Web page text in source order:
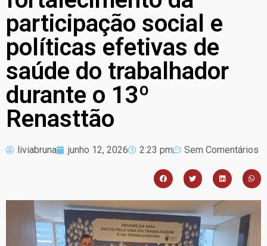
participação social e
políticas efetivas de
saúde do trabalhador
durante o 13º
Renasttão
liviabruna junho 12, 2026 2:23 pm Sem Comentários